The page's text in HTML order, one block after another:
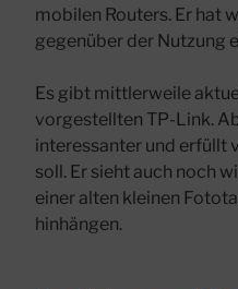
mobilen Routers. Er hat
gegenüber der Nutzung
Es gibt mittlerweile
vorgestellten TP-Link.
interessanter und erfüllt
soll. Er sieht auch noch
einer alten kleinen
hinhängen.